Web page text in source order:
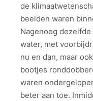
de
beelden waren
Nagenoeg
water, met
nu en dan, maar
bootjes
waren
beter aan toe.